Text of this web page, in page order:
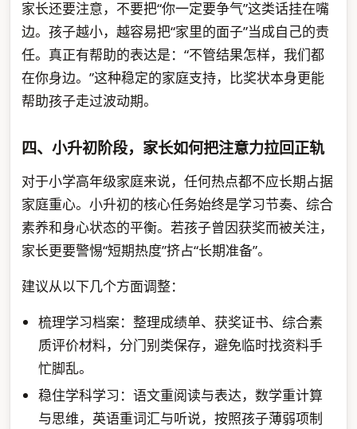
家长还要注意，不要把“你一定要争气”这类话挂在嘴
边。孩子越小，越容易把“家里的面子”当成自己的责
任。真正有帮助的表达是：“不管结果怎样，我们都
在你身边。”这种稳定的家庭支持，比奖状本身更能
帮助孩子走过波动期。
四、小升初阶段，家长如何把注意力拉回正轨
对于小学高年级家庭来说，任何热点都不应长期占据
家庭重心。小升初的核心任务始终是学习节奏、综合
素养和身心状态的平衡。若孩子曾因获奖而被关注，
家长更要警惕“短期热度”挤占“长期准备”。
建议从以下几个方面调整：
梳理学习档案：整理成绩单、获奖证书、综合素
质评价材料，分门别类保存，避免临时找资料手
忙脚乱。
稳住学科学习：语文重阅读与表达，数学重计算
与思维，英语重词汇与听说，按照孩子薄弱项制